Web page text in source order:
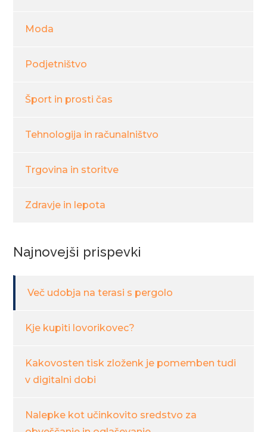
Moda
Podjetništvo
Šport in prosti čas
Tehnologija in računalništvo
Trgovina in storitve
Zdravje in lepota
Najnovejši prispevki
Več udobja na terasi s pergolo
Kje kupiti lovorikovec?
Kakovosten tisk zloženk je pomemben tudi
v digitalni dobi
Nalepke kot učinkovito sredstvo za